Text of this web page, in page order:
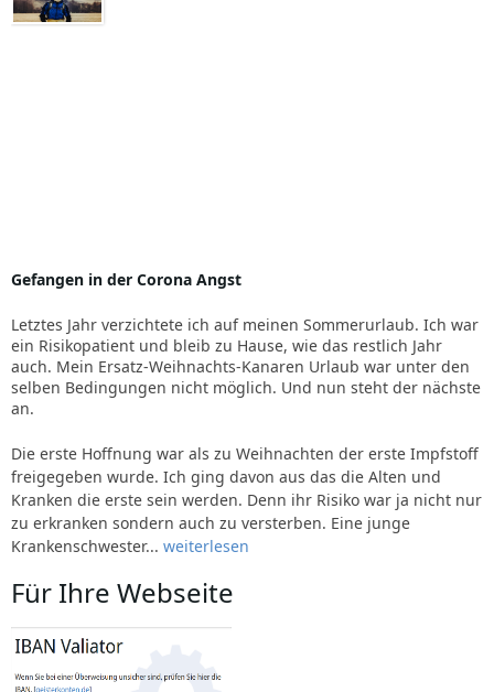
Gefangen in der Corona Angst
Letztes Jahr verzichtete ich auf meinen Sommerurlaub. Ich war
ein Risikopatient und bleib zu Hause, wie das restlich Jahr
auch. Mein Ersatz-Weihnachts-Kanaren Urlaub war unter den
selben Bedingungen nicht möglich. Und nun steht der nächste
an.
Die erste Hoffnung war als zu Weihnachten der erste Impfstoff
freigegeben wurde. Ich ging davon aus das die Alten und
Kranken die erste sein werden. Denn ihr Risiko war ja nicht nur
zu erkranken sondern auch zu versterben. Eine junge
Krankenschwester... weiterlesen
Für Ihre Webseite